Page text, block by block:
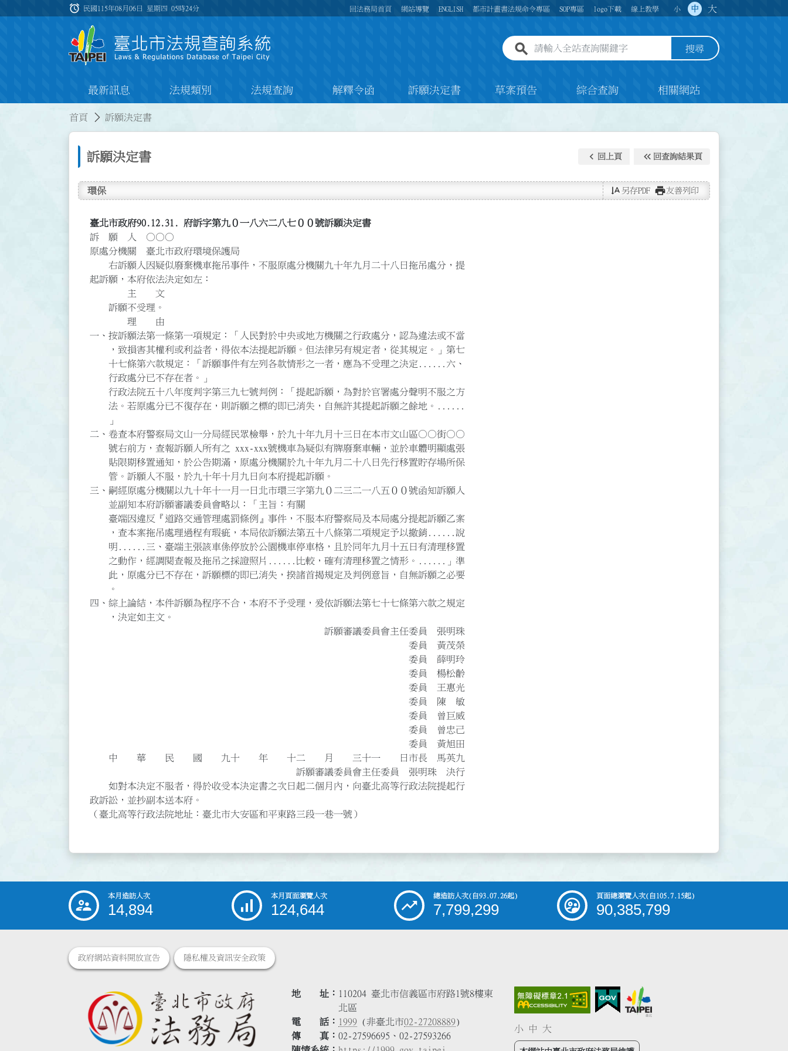
:::
alarm 民國115年08月06日 星期四05時24分 回法務局首頁 網站導覽 ENGLISH 都市計畫書法規命令專區 SOP專區 logo下載 線上教學 小 中 大
全站查詢關鍵字欄位 搜尋
最新訊息 法規類別 法規查詢 解釋令函 訴願決定書 草案預告 綜合查詢 相關網站
首頁 訴願決定書
訴願決定書 keyboard_arrow_left 回上頁 keyboard_double_arrow_left 回查詢結果頁
環保 text_rotate_vertical 另存PDF print友善列印
臺北市政府90.12.31. 府訴字第九０一八六二八七００號訴願決定書
訴 願 人 ○○○
原處分機關 臺北市政府環境保護局
右訴願人因疑似廢棄機車拖吊事件，不服原處分機關九十年九月二十八日拖吊處分，提
起訴願，本府依法決定如左：
主 文
訴願不受理。
理 由
一、按訴願法第一條第一項規定：「人民對於中央或地方機關之行政處分，認為違法或不當
，致損害其權利或利益者，得依本法提起訴願。但法律另有規定者，從其規定。」第七
十七條第六款規定：「訴願事件有左列各款情形之一者，應為不受理之決定......六、
行政處分已不存在者。」
行政法院五十八年度判字第三九七號判例：「提起訴願，為對於官署處分聲明不服之方
法。若原處分已不復存在，則訴願之標的即已消失，自無許其提起訴願之餘地。......
」
二、卷查本府警察局文山一分局經民眾檢舉，於九十年九月十三日在本市文山區○○街○○
號右前方，查報訴願人所有之 xxx-xxx號機車為疑似有牌廢棄車輛，並於車體明顯處張
貼限期移置通知，於公告期滿，原處分機關於九十年九月二十八日先行移置貯存場所保
管。訴願人不服，於九十年十月九日向本府提起訴願。
三、嗣經原處分機關以九十年十一月一日北市環三字第九０二三二一八五００號函知訴願人
並副知本府訴願審議委員會略以：「主旨：有關
臺端因違反『道路交通管理處罰條例』事件，不服本府警察局及本局處分提起訴願乙案
，查本案拖吊處理過程有瑕疵，本局依訴願法第五十八條第二項規定予以撤銷......說
明......三、臺端主張該車係停放於公園機車停車格，且於同年九月十五日有清理移置
之動作，經調閱查報及拖吊之採證照片......比較，確有清理移置之情形。......」準
此，原處分已不存在，訴願標的即已消失，揆諸首揭規定及判例意旨，自無訴願之必要
。
四、綜上論結，本件訴願為程序不合，本府不予受理，爰依訴願法第七十七條第六款之規定
，決定如主文。
訴願審議委員會主任委員 張明珠
委員 黃茂榮
委員 薛明玲
委員 楊松齡
委員 王惠光
委員 陳 敏
委員 曾巨威
委員 曾忠己
委員 黃旭田
中 華 民 國 九十 年 十二 月 三十一 日市長 馬英九
訴願審議委員會主任委員 張明珠 決行
如對本決定不服者，得於收受本決定書之次日起二個月內，向臺北高等行政法院提起行
政訴訟，並抄副本送本府。
（臺北高等行政法院地址：臺北市大安區和平東路三段一巷一號）
::: 本月造訪人次
14,894
本月頁面瀏覽人次
124,644
總造訪人次(自93.07.26起)
7,799,299
頁面總瀏覽人次(自105.7.15起)
90,385,799
政府網站資料開放宣告 隱私權及資訊安全政策
地 址
110204 臺北市信義區市府路1號8樓東
北區
電 話
1999 (非臺北市02-27208889)
傳 真
02-27596695、02-27593266
小 中 大